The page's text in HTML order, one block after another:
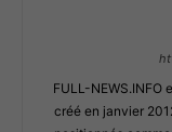
FULL-NEWS.INFO
créé en janvier